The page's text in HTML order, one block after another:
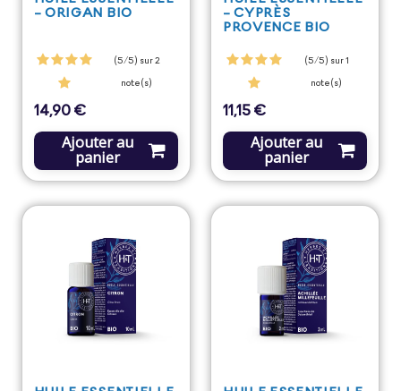
- ORIGAN BIO
(5/5) sur 2
note(s)
Prix
14,90 €
Ajouter au
panier
- CYPRÈS
PROVENCE BIO
(5/5) sur 1
note(s)
Prix
11,15 €
Ajouter au
panier